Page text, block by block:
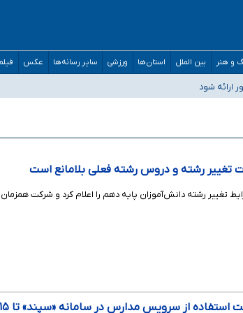
و هنر بین الملل استان‌ها ورزشی سایر رسانه‌ها عکس
ارائه شود
در شأن پزشکی و کشورمان نیست/ نظام سلامت جلوی این
تغییر رشته و دروس رشته فعلی بلامانع است
تغییر رشته دانش‌آموزان پایه دهم را اعلام کرد و شرکت
از سرویس مدارس در سامانه «سپند» تا ۱۵ شهریور